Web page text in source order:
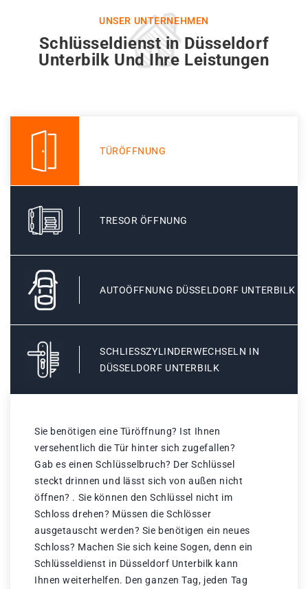
UNSER UNTERNEHMEN
Schlüsseldienst in Düsseldorf
Unterbilk Und Ihre Leistungen
TÜRÖFFNUNG
TRESOR ÖFFNUNG
AUTOÖFFNUNG DÜSSELDORF UNTERBILK
SCHLIESSZYLINDERWECHSELN IN D
ÜSSELDORF UNTERBILK
Sie benötigen eine Türöffnung? Ist Ihnen
versehentlich die Tür hinter sich zugefallen?
Gab es einen Schlüsselbruch? Der Schlüssel
steckt drinnen und lässt sich von außen nicht
öffnen? . Sie können den Schlüssel nicht im
Schloss drehen? Müssen die Schlösser
ausgetauscht werden? Sie benötigen ein neues
Schloss? Machen Sie sich keine Sogen, denn ein
Schlüsseldienst in Düsseldorf Unterbilk kann
Ihnen weiterhelfen. Den ganzen Tag, jeden Tag